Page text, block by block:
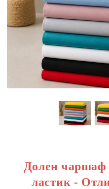
Долен чаршаф
ластик -